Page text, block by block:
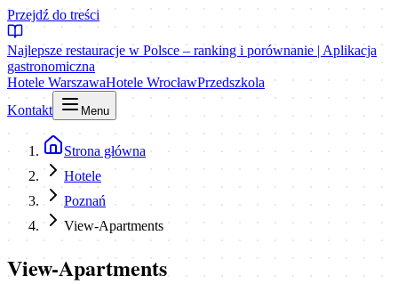
Przejdź do treści
Najlepsze restauracje w Polsce – ranking i porównanie | Aplikacja
gastronomiczna
Hotele WarszawaHotele WrocławPrzedszkola
Kontakt
Menu
Strona główna
Hotele
Poznań
View-Apartments
View-Apartments